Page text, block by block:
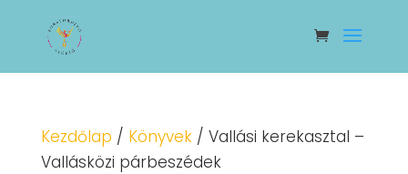
Kezdőlap / Könyvek/ Vallási kerekasztal –
Vallásközi párbeszédek